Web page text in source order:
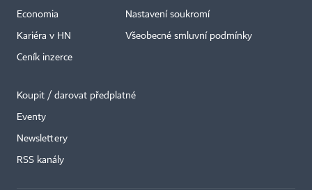
Economia
Kariéra v HN
Ceník inzerce
Nastavení soukromí
Všeobecné smluvní podmínky
Koupit / darovat předplatné
Eventy
Newslettery
RSS kanály